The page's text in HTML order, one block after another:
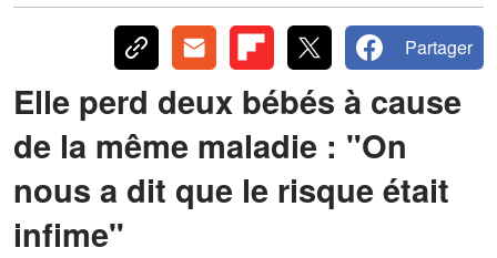
Partager
Elle perd deux bébés à cause
de la même maladie : "On
nous a dit que le risque était
infime"